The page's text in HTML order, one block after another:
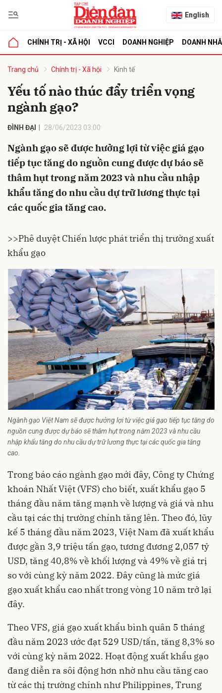
English
CHÍNH TRỊ - XÃ HỘI VCCI DOANH NGHIỆP DOANH
Trang chủ Chính trị - Xã hội Kinh tế
Yếu tố nào thúc đẩy triển vọng
ngành gạo?
ĐÌNH ĐẠI 28/06/2023 03:00
Ngành gạo sẽ được hưởng lợi từ việc giá gạo
tiếp tục tăng do nguồn cung được dự báo sẽ
thâm hụt trong năm 2023 và nhu cầu nhập
khẩu tăng do nhu cầu dự trữ lương thực tại
các quốc gia tăng cao.
>>Phê duyệt Chiến lược phát triển thị trường xuất
khẩu gạo
Ngành gạo Việt Nam sẽ được hưởng lợi từ việc giá gạo tiếp tục tăng do
nguồn cung được dự báo sẽ thâm hụt trong năm 2023 và nhu cầu
nhập khẩu tăng do nhu cầu dự trữ lương thực tại các quốc gia tăng
cao.
Trong báo cáo ngành gạo mới đây, Công ty Chứng
khoán Nhất Việt (VFS) cho biết, xuất khẩu gạo 5
tháng đầu năm tăng mạnh về lượng và giá và nhu
cầu tại các thị trường chính tăng lên. Theo đó, lũy
kế 5 tháng đầu năm 2023, Việt Nam đã xuất khẩu
được gần 3,9 triệu tấn gạo, tương đương 2,057 tỷ
USD, tăng 40,8% về khối lượng và 49% về giá trị
so với cùng kỳ năm 2022. Đây cũng là mức giá
gạo xuất khẩu cao nhất trong vòng 10 năm trở lại
đây.
Theo VFS, giá gạo xuất khẩu bình quân 5 tháng
đầu năm 2023 ước đạt 529 USD/tấn, tăng 8,3% so
với cùng kỳ năm 2022. Hoạt động xuất khẩu gạo
đang diễn ra sôi động hơn nhờ nhu cầu tăng cao
từ các thị trường chính như Philippines, Trung
luận
Hủy